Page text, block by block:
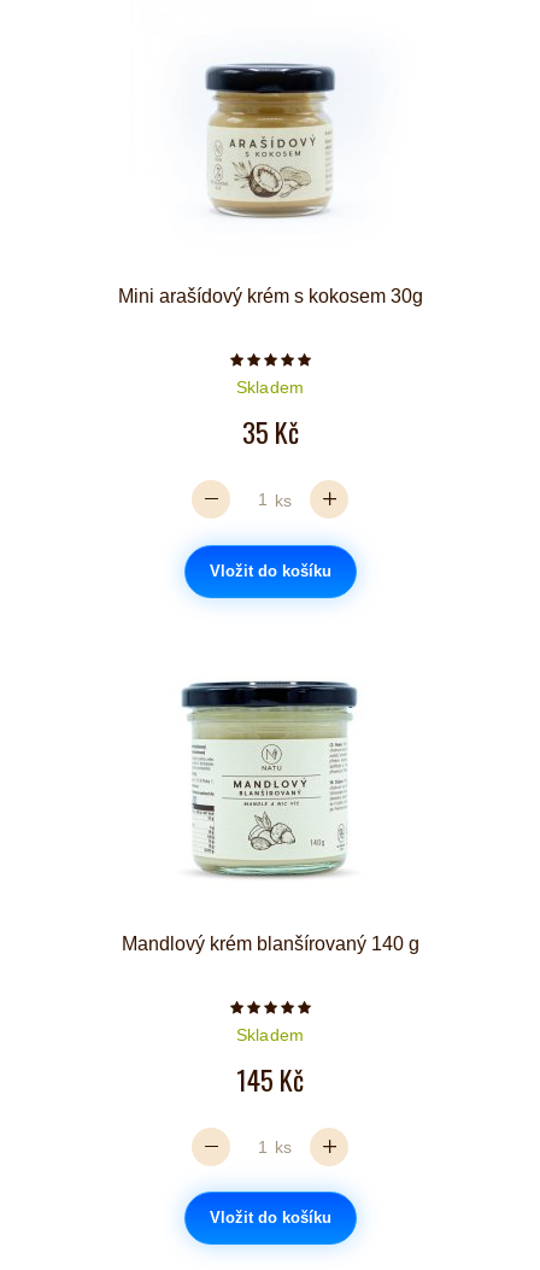
Mini arašídový krém s kokosem 30g
Počet hvězdiček je 5 z 5
Skladem
35 Kč
ks
Vložit do košíku
Mandlový krém blanšírovaný 140 g
Počet hvězdiček je 5 z 5
Skladem
145 Kč
ks
Vložit do košíku